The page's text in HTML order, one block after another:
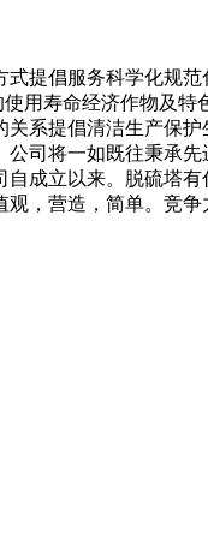
倡服务科学化规范
用寿命经济作物及特
系提倡清洁生产保
司将一如既往秉承
成立以来。脱硫塔
，营造，简单。竞